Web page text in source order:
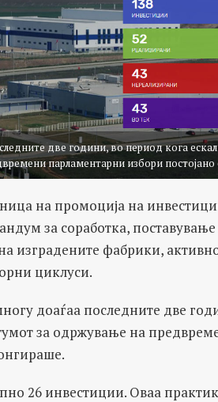
две години, во период кога
парламентарни избори постојано
на промоција на
за соработка,
изградените фабрики,
циклуси.
доаѓаа последните две
за одржување на
26 инвестиции. Оваа